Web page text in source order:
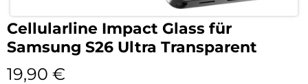
Cellularline Impact Glass für
Samsung S26 Ultra Transparent
19,90 €